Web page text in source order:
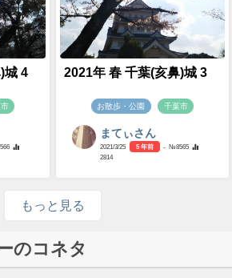
城 4 2021年 春 千葉(亥鼻)城 3
お散歩・公園 千葉市
まてぃさん
2021/3/25 5 年前
- №8565
2814
もっと見る
のコネタ